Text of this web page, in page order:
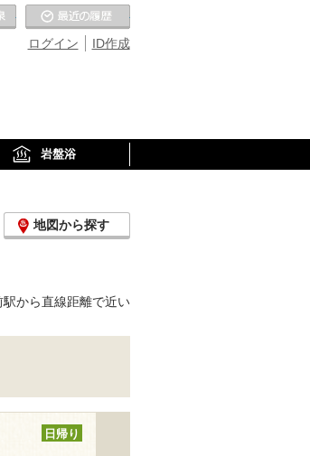
ID作成
ログイン
お気に入りの温泉
岩盤浴
地図から探す
から直線距離で近い
日帰り